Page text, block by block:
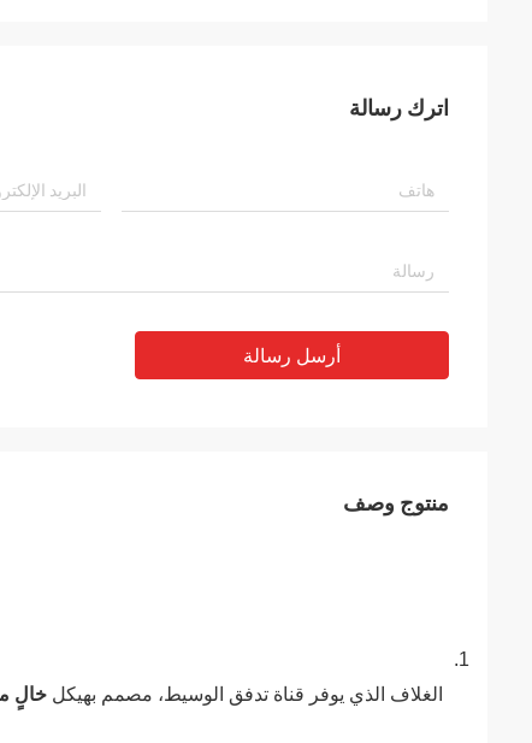
اترك رسالة
أرسل رسالة
منتوج وصف
الغلاف الذي يوفر قناة تدفق الوسيط، مصمم بهيكل ‌ خالٍ